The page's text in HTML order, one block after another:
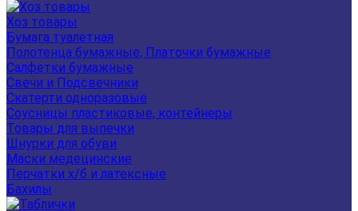
Хоз товары
Бумага туалетная
Полотенца бумажные, Платочки бумажные
Салфетки бумажные
Свечи и Подсвечники
Скатерти одноразовые
Соусницы пластиковые, контейнеры
Товары для выпечки
Шнурки для обуви
Маски медецинские
Перчатки х/б и латексные
Бахилы